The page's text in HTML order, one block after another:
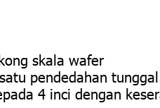
skala wafer
pendedahan
4 inci dengan